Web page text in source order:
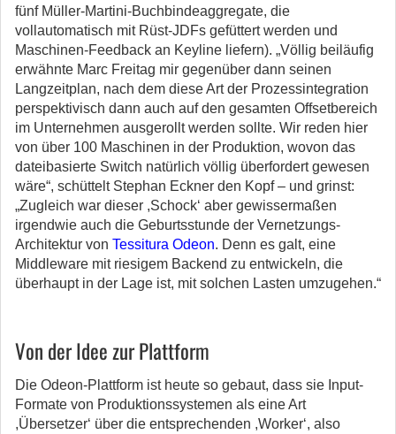
fünf Müller-Martini-Buchbindeaggregate, die
vollautomatisch mit Rüst-JDFs gefüttert werden und
Maschinen-Feedback an Keyline liefern). „Völlig beiläufig
erwähnte Marc Freitag mir gegenüber dann seinen
Langzeitplan, nach dem diese Art der Prozessintegration
perspektivisch dann auch auf den gesamten Offsetbereich
im Unternehmen ausgerollt werden sollte. Wir reden hier
von über 100 Maschinen in der Produktion, wovon das
dateibasierte Switch natürlich völlig überfordert gewesen
wäre“, schüttelt Stephan Eckner den Kopf – und grinst:
„Zugleich war dieser ,Schock‘ aber gewissermaßen
irgendwie auch die Geburtsstunde der Vernetzungs-
Architektur von Tessitura Odeon. Denn es galt, eine
Middleware mit riesigem Backend zu entwickeln, die
überhaupt in der Lage ist, mit solchen Lasten umzugehen.“
Von der Idee zur Plattform
Die Odeon-Plattform ist heute so gebaut, dass sie Input-
Formate von Produktionssystemen als eine Art
,Übersetzer‘ über die entsprechenden ,Worker‘, also